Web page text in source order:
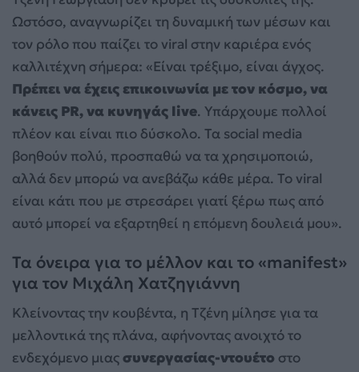
Ωστόσο, αναγνωρίζει τη δυναμική των μέσων και
τον ρόλο που παίζει το viral στην καριέρα ενός
καλλιτέχνη σήμερα: «Είναι τρέξιμο, είναι άγχος.
Πρέπει να έχεις επικοινωνία με τον κόσμο, να
κάνεις PR, να κυνηγάς live. Υπάρχουμε πολλοί
πλέον και είναι πιο δύσκολο. Τα social media
βοηθούν πολύ, προσπαθώ να τα χρησιμοποιώ,
αλλά δεν μπορώ να ανεβάζω κάθε μέρα. Το viral
είναι κάτι που με στρεσάρει γιατί ξέρω πως από
αυτό μπορεί να εξαρτηθεί η επόμενη δουλειά μου».
Τα όνειρα για το μέλλον και το «manifest»
για τον Μιχάλη Χατζηγιάννη
Κλείνοντας την κουβέντα, η Τζένη μίλησε για τα
μελλοντικά της πλάνα, αφήνοντας ανοιχτό το
ενδεχόμενο μιαςσυνεργασίας-ντουέτο στο